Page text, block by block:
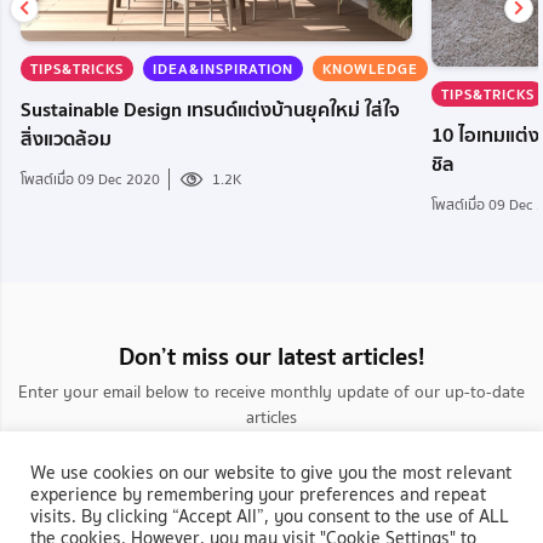
TIPS&TRICKS IDEA&INSPIRATION KNOWLEDGE
Sustainable Design เทรนด์แต่งบ้านยุคใหม่ ใส่ใจ
สิ่งแวดล้อม
โพสต์เมื่อ 09 Dec 2020 1.2K
TIPS&TRICKS
10 ไอเทมแ
ชิล
โพสต์เมื่อ 09 Dec
Don’t miss our latest articles!
Enter your email below to receive monthly update of our up-to-date
articles
We use cookies on our website to give you the most relevant
experience by remembering your preferences and repeat
visits. By clicking “Accept All”, you consent to the use of ALL